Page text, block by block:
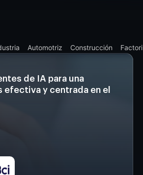
Automotriz Construcción
de IA para una
efectiva y centrada en el